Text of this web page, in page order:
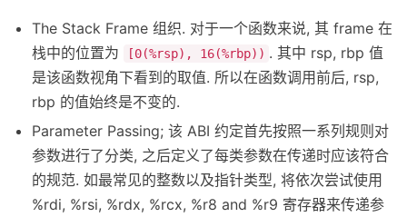
The Stack Frame 组织. 对于一个函数来说, 其 frame 在
栈中的位置为
[0(%rsp), 16(%rbp)) . 其中 rsp, rbp 值
是该函数视角下看到的取值. 所以在函数调用前后, rsp,
rbp 的值始终是不变的.
Parameter Passing; 该 ABI 约定首先按照一系列规则对
参数进行了分类, 之后定义了每类参数在传递时应该符合
的规范. 如最常见的整数以及指针类型, 将依次尝试使用
%rdi, %rsi, %rdx, %rcx, %r8 and %r9 寄存器来传递参